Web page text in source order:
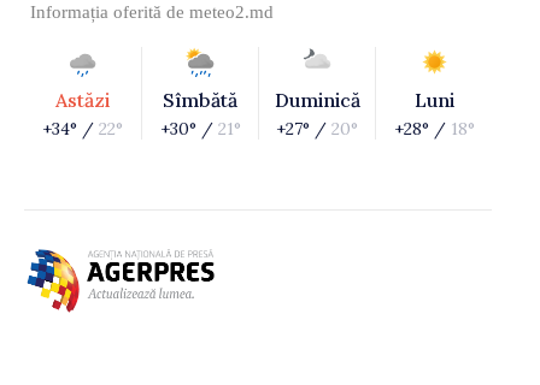
Informația oferită de meteo2.md
Astăzi
+34° / 22°
Sîmbătă
+30° / 21°
Duminică
+27° / 20°
Luni
+28° / 18°